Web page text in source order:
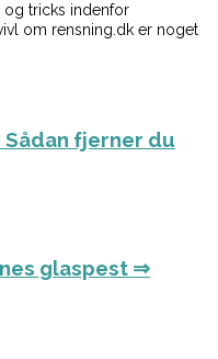
og tricks indenfor
om rensning.dk er noget
fjerner du
glaspest ⇒